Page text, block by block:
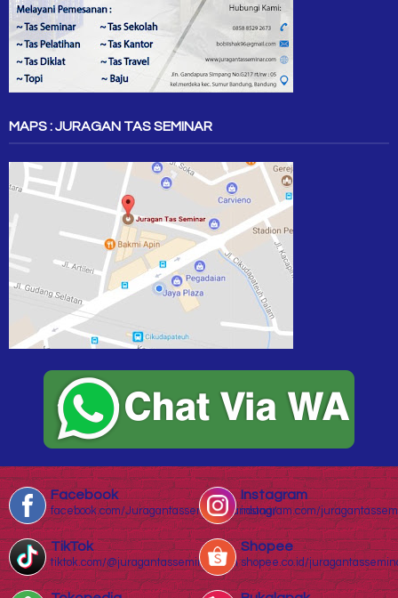
MAPS : JURAGAN TAS SEMINAR
Facebook
facebook.com/Juragantasseminarbandung/
Instagram
instagram.com/
TikTok
tiktok.com/@juragantasseminar.com
Shopee
shopee.co.id/